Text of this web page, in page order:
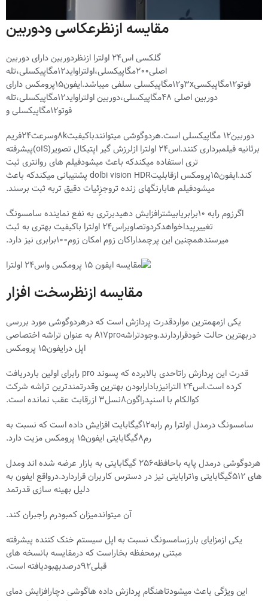
مقایسه ازنظرعکاسی ودوربین
گلکسی اس24 اولترا ازنظردوربین دارای دوربین
اصلی200مگاپیکسلی،اولتراواید12مگاپیکسلی،تله
فوتو12مگاپیکسی3xو12مگاپیکسلی سلفی میباشد.ایفون15پرومکس دارای
دوربین اصلی 48مگاپیکسلی،دوربین اولتراواید12مگاپیکسلی،تله
فوتو12مگاپیکسلی و
دوربین12 مگاپیکسلی است.هردوگوشی میتوانندباکیفیت8kوسرعت24فریم
برثانیه فیلمبرداری کنند.اس24 اولترا ازلرزش گیر اپتیکال تصویر(oIS)پیشرفته
تری استفاده میکندکه باعث میشودفیلم های روانتری ثبت
کند.ایفون15پرومکس ازقابلیتdolbi vision HDR پشتیبانی میکندکه باعث
میشودفیلم هابارنگهای زنده تروجزِِئیات دقیق تربه ثبت برسند.
اگرزوم رابه 10برابریابیشترافزایش دهیدبرتری به نفع نماینده سامسونگ
تغییرپیداخواهدکردوتصاویراس24 اولترا باکیفیت بهتری به ثبت
میرسندهمچنین این پرچمداراکان زوم امکان زوم100برابری نیز دارد.
مقایسه ازنظرسخت افزار
یکی ازمهمترین مواردقدرت پردازش است که درهردوگوشی مورد بررسی
دربهترین حالت خودقراردارند.وجودتراشهA17pro به عنوان تراشه اختصاصی
اپل درایفون15 پرومکس
قدرت این پردازش راتاحدی بالابرده که پسوند pro رابرای اولین باردریافت
کرده است.اس24 الترانیزبادارابودن بهترین وقدرتمندترین تراشه شرکت
کوالکام با اسنپدراگون8نسل3 ازرقابت عقب نمانده است.
سامسونگ درمدل اولترا رم رابه12گیگابایت افزایش داده است که نسبت به
رم8گیگابایتی ایفون15 پرومکس مزیت دارد.
هردوگوشی درمدل پایه باحافظه256 گیگابایتی به بازار عرضه شده اند ومدل
های 512گیگابایتی و1ترابایتی نیز در دسترس کاربران قراردارد.درواقع ایفون به
دلیل بهینه سازی قدرتمد
آن میتواندمیزان کمبودرم راجبران کند.
یکی ازمزایای بارزسامسونگ نسبت به اپل سیستم خنک کننده پیشرفته
مبتنی برمحفظه بخاراست که درمقایسه بانسخه های
قبلی92درصدبهبودیافته است.
این ویژگی باعث میشودتاهنگام پردازش داده هاگوشی دچارافزایش دمای